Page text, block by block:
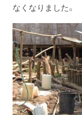
なくなりました。